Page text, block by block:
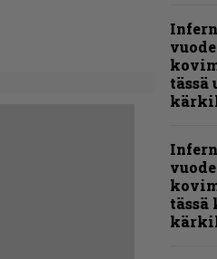
tässä
tässä